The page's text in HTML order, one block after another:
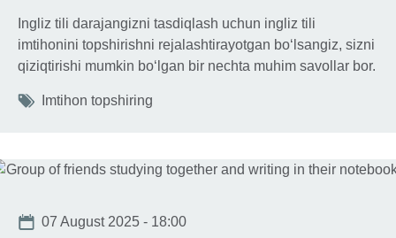
Ingliz tili darajangizni tasdiqlash uchun ingliz tili
imtihonini topshirishni rejalashtirayotgan bo‘lsangiz, sizni
qiziqtirishi mumkin bo‘lgan bir nechta muhim savollar bor.
Tags
Imtihon topshiring
Date
07 August 2025 - 18:00